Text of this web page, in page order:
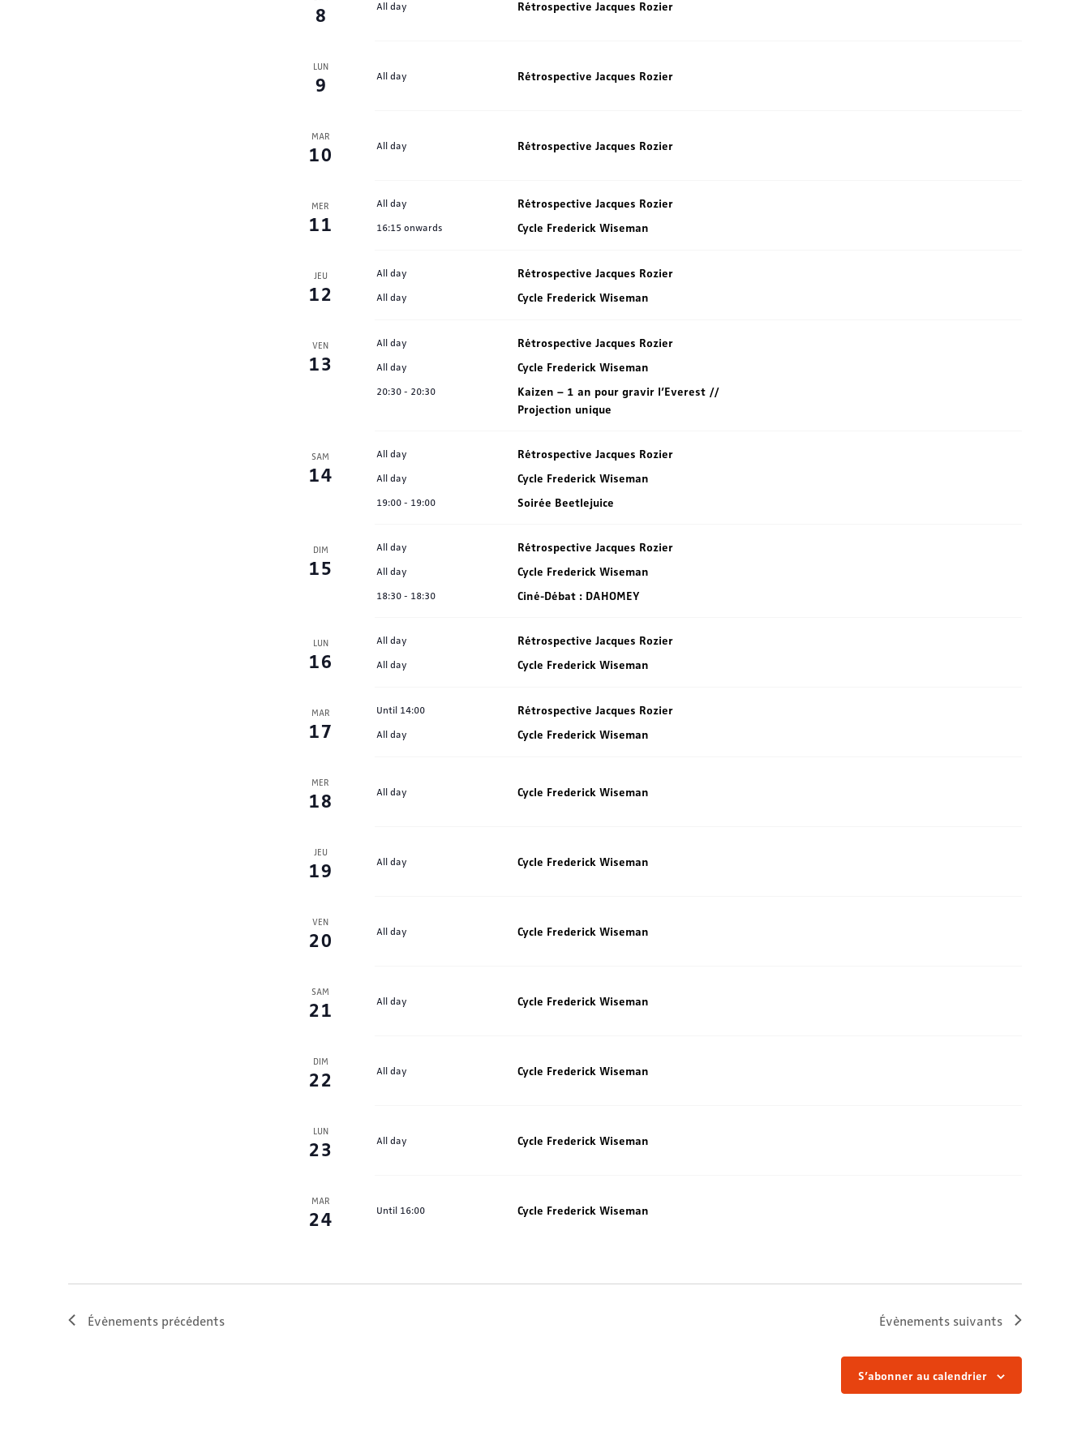
8 All day Rétrospective Jacques Rozier
LUN
9 All day Rétrospective Jacques Rozier
MAR
10 All day Rétrospective Jacques Rozier
MER
11
All day Rétrospective Jacques Rozier
16:15 onwards Cycle Frederick Wiseman
JEU
12
All day Rétrospective Jacques Rozier
All day Cycle Frederick Wiseman
VEN
13
All day Rétrospective Jacques Rozier
All day Cycle Frederick Wiseman
20:30- 20:30
Kaizen – 1 an pour gravir l’Everest //
Projection unique
SAM
14
All day Rétrospective Jacques Rozier
All day Cycle Frederick Wiseman
19:00- 19:00 Soirée Beetlejuice
DIM
15
All day Rétrospective Jacques Rozier
All day Cycle Frederick Wiseman
18:30- 18:30 Ciné-Débat : DAHOMEY
LUN
16
All day Rétrospective Jacques Rozier
All day Cycle Frederick Wiseman
MAR
17
Until 14:00 Rétrospective Jacques Rozier
All day Cycle Frederick Wiseman
MER
18 All day Cycle Frederick Wiseman
JEU
19 All day Cycle Frederick Wiseman
VEN
20 All day Cycle Frederick Wiseman
SAM
21 All day Cycle Frederick Wiseman
DIM
22 All day Cycle Frederick Wiseman
LUN
23 All day Cycle Frederick Wiseman
MAR
24 Until 16:00 Cycle Frederick Wiseman
Évènements précédents Évènements suivants
S’abonner au calendrier